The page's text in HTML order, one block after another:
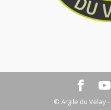
© Argile du Velay -